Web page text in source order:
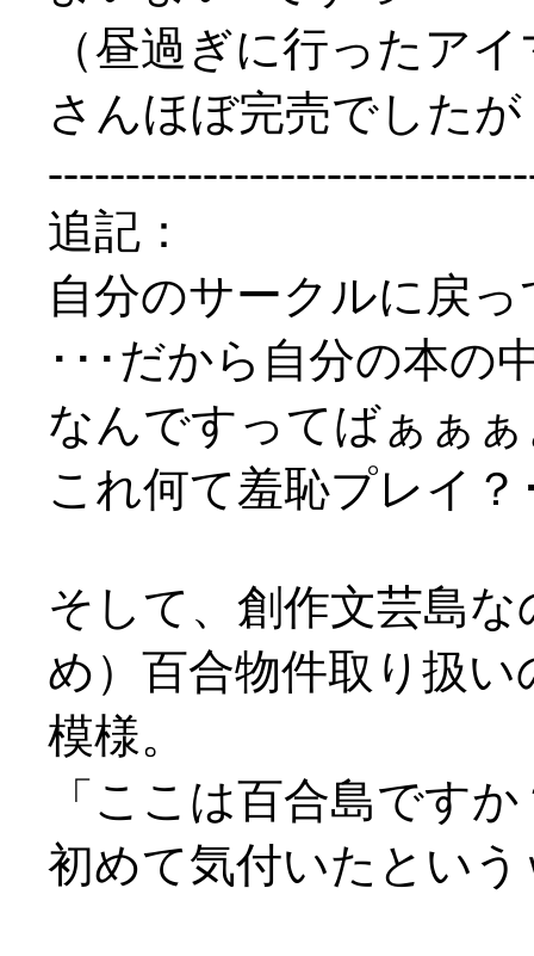
（昼過ぎに行ったア
さんほぼ完売でした
追記：
自分のサークルに戻
･･･だから自分の本の
なんですってばぁぁ
これ何て羞恥プレイ
そして、創作文芸島
め）百合物件取り扱
模様。
「ここは百合島です
初めて気付いたという